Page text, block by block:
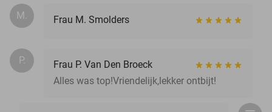
M. Frau M. Smolders
P.
Frau P. Van Den Broeck
Alles was top!Vriendelijk,lekker ontbijt!